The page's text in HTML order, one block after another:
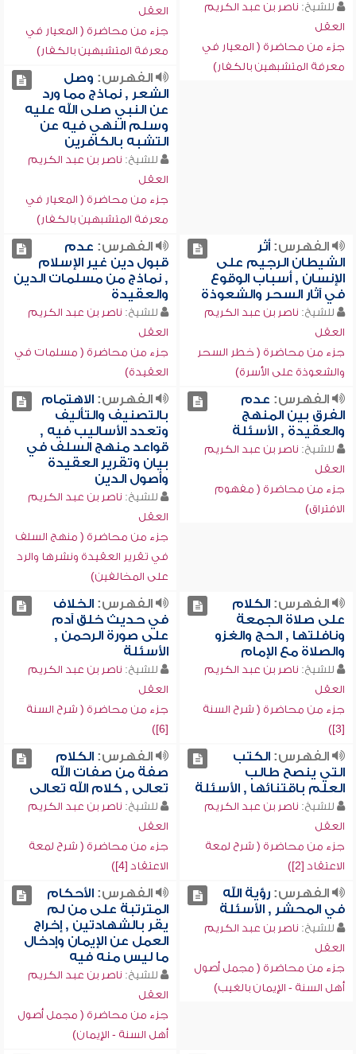
للشيخ: ناصر بن عبد الكريم
العقل
جزء من محاضرة ( المعيار في
معرفة المتشبهين بالكفار)
العقل
جزء من محاضرة ( المعيار في
معرفة المتشبهين بالكفار)
الفهرس: وصل
الشعر , نماذج مما ورد
عن النبي صلى الله عليه
وسلم النهي فيه عن
التشبه بالكافرين
للشيخ: ناصر بن عبد الكريم
العقل
جزء من محاضرة ( المعيار في
معرفة المتشبهين بالكفار)
الفهرس:أثر
الشيطان الرجيم على
الإنسان , أسباب الوقوع
في آثار السحر والشعوذة
للشيخ: ناصر بن عبد الكريم
العقل
جزء من محاضرة ( خطر السحر
والشعوذة على الأسرة)
الفهرس: عدم
قبول دين غير الإسلام
, نماذج من مسلمات الدين
والعقيدة
للشيخ: ناصر بن عبد الكريم
العقل
جزء من محاضرة ( مسلمات في
العقيدة)
الفهرس: عدم
الفرق بين المنهج
والعقيدة , الأسئلة
للشيخ: ناصر بن عبد الكريم
العقل
جزء من محاضرة ( مفهوم
الافتراق)
الفهرس:الاهتمام
بالتصنيف والتأليف
وتعدد الأساليب فيه ,
قواعد منهج السلف في
بيان وتقرير العقيدة
وأصول الدين
للشيخ: ناصر بن عبد الكريم
العقل
جزء من محاضرة ( منهج السلف
في تقرير العقيدة ونشرها والرد
على المخالفين)
الفهرس:الكلام
على صلاة الجمعة
ونافلتها , الحج والغزو
والصلاة مع الإمام
للشيخ: ناصر بن عبد الكريم
العقل
جزء من محاضرة ( شرح السنة
[3])
الفهرس:الخلاف
في حديث خلق آدم
على صورة الرحمن ,
الأسئلة
للشيخ: ناصر بن عبد الكريم
العقل
جزء من محاضرة ( شرح السنة
[6])
الفهرس:الكتب
التي ينصح طالب
العلم باقتنائها , الأسئلة
للشيخ: ناصر بن عبد الكريم
العقل
جزء من محاضرة ( شرح لمعة
الاعتقاد [2])
الفهرس:الكلام
صفة من صفات الله
تعالى , كلام الله تعالى
للشيخ: ناصر بن عبد الكريم
العقل
جزء من محاضرة ( شرح لمعة
الاعتقاد [4])
الفهرس:رؤية الله
في المحشر , الأسئلة
للشيخ: ناصر بن عبد الكريم
العقل
جزء من محاضرة ( مجمل أصول
أهل السنة - الإيمان بالغيب)
الفهرس:الأحكام
المترتبة على من لم
يقر بالشهادتين , إخراج
العمل عن الإيمان وإدخال
ما ليس منه فيه
للشيخ: ناصر بن عبد الكريم
العقل
جزء من محاضرة ( مجمل أصول
أهل السنة - الإيمان)